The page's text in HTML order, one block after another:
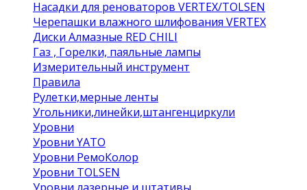
Насадки для реноваторов VERTEX/TOLSEN
Черепашки влажного шлифования VERTEX
Диски Алмазные RED CHILI
Газ , Горелки, паяльные лампы
Измерительный инструмент
Правила
Рулетки,мерные ленты
Угольники,линейки,штангенциркули
Уровни
Уровни YATO
Уровни РемоКолор
Уровни TOLSEN